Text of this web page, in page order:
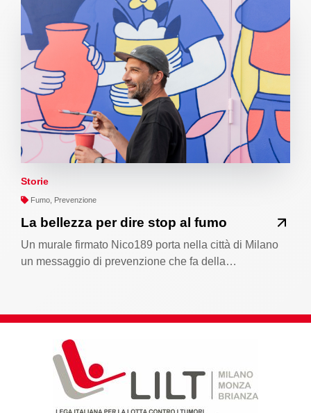
Storie
Fumo, Prevenzione
La bellezza per dire stop al fumo
Un murale firmato Nico189 porta nella città di Milano
un messaggio di prevenzione che fa della…